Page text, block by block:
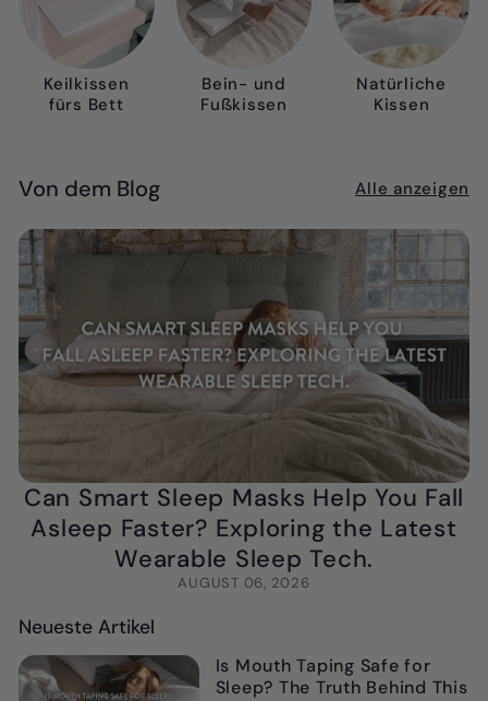
Keilkissen
fürs Bett
Bein- und
Fußkissen
Natürliche
Kissen
Von dem Blog Alle anzeigen
Can Smart Sleep Masks Help You Fall
Asleep Faster? Exploring the Latest
Wearable Sleep Tech.
AUGUST 06, 2026
Neueste Artikel
Is Mouth Taping Safe for
Sleep? The Truth Behind This